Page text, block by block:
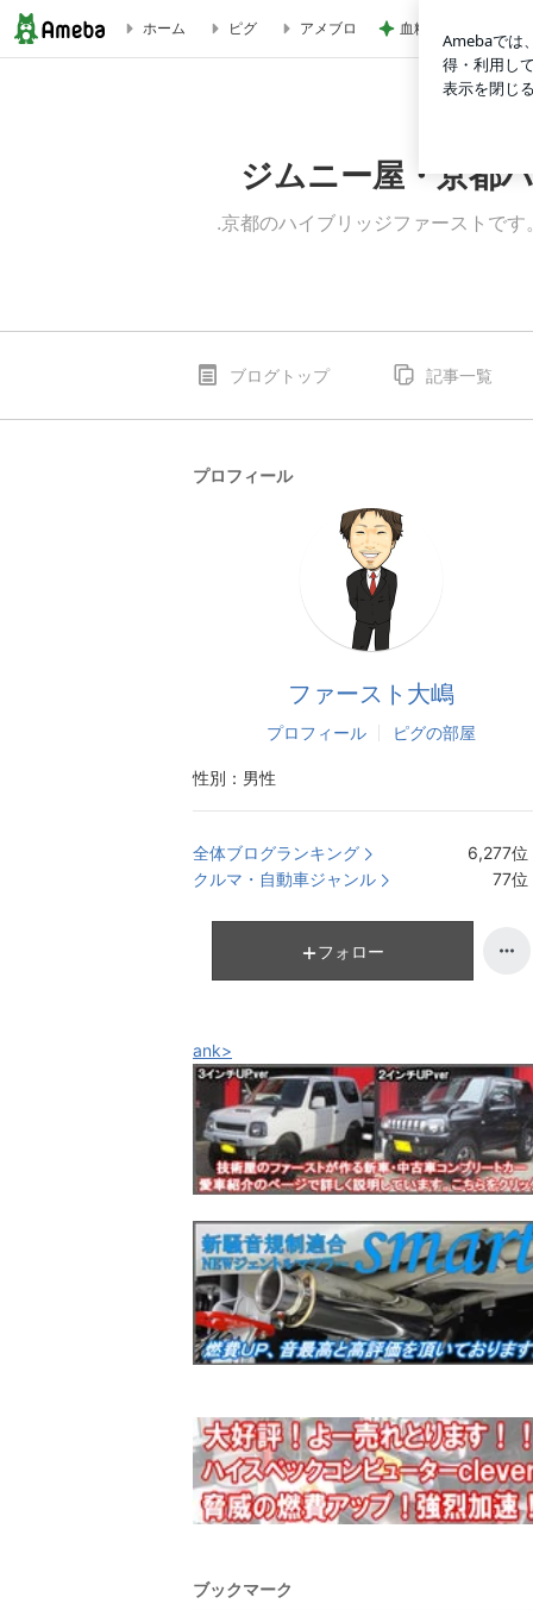
年明け早々、ファースト新車コンプ納車。 | ジムニー屋・
ホーム ピグ アメブロ 血糖値が爆上がり
ジムニー屋・京都
.京都のハイブリッジファーストで
ブログトップ 記事一覧
プロフィール
ファースト大嶋
プロフィール ピグの部屋
性別： 男性
全体ブログランキング 6,277位
クルマ・自動車ジャンル
77位
フォロー
ank>
ブックマーク